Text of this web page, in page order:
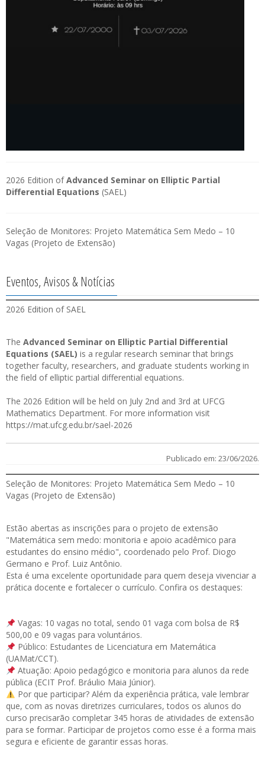
2026 Edition ofAdvanced Seminar on Elliptic Partial
Differential Equations (SAEL)
Seleção de Monitores: Projeto Matemática Sem Medo – 10
Vagas (Projeto de Extensão)
Eventos, Avisos & Notícias
2026 Edition of SAEL
The Advanced Seminar on Elliptic Partial Differential
Equations (SAEL) is a regular research seminar that brings
together faculty, researchers, and graduate students working in
the field of elliptic partial differential equations.
The 2026 Edition will be held on July 2nd and 3rd at UFCG
Mathematics Department. For more information visit
https://mat.ufcg.edu.br/sael-2026
Publicado em: 23/06/2026.
Seleção de Monitores: Projeto Matemática Sem Medo – 10
Vagas (Projeto de Extensão)
Estão abertas as inscrições para o projeto de extensão
"Matemática sem medo: monitoria e apoio acadêmico para
estudantes do ensino médio", coordenado pelo Prof. Diogo
Germano e Prof. Luiz Antônio.
Esta é uma excelente oportunidade para quem deseja vivenciar a
prática docente e fortalecer o currículo. Confira os destaques:
Vagas: 10 vagas no total, sendo 01 vaga com bolsa de R$
500,00 e 09 vagas para voluntários.
Público: Estudantes de Licenciatura em Matemática
(UAMat/CCT).
Atuação: Apoio pedagógico e monitoria para alunos da rede
pública (ECIT Prof. Bráulio Maia Júnior).
Por que participar? Além da experiência prática, vale lembrar
que, com as novas diretrizes curriculares, todos os alunos do
curso precisarão completar 345 horas de atividades de extensão
para se formar. Participar de projetos como esse é a forma mais
segura e eficiente de garantir essas horas.